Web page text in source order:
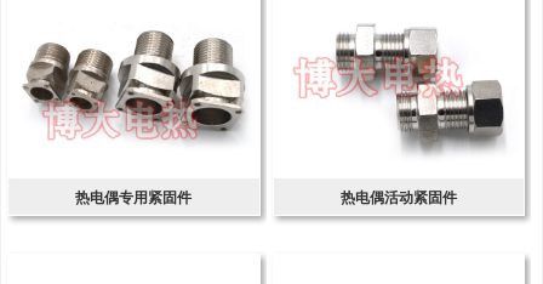
热电偶专用紧固件 热电偶活动紧固件